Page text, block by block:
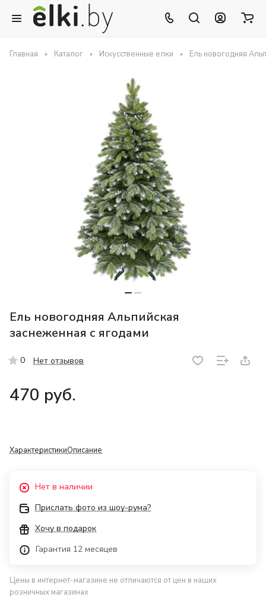
Главная Каталог Искусственные елки Ель новогодняя
Ель новогодняя Альпийская
заснеженная с ягодами
0 Нет отзывов
470 руб.
ХарактеристикиОписание
Нет в наличии
Прислать фото из шоу-рума?
Хочу в подарок
Гарантия 12 месяцев
Цены в интернет-магазине не отличаются от цен в наших
розничных магазинах